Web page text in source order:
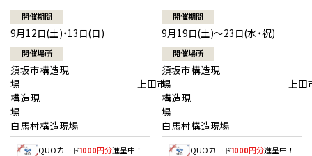
開催期間
9月12日(土)・13日(日)
開催場所
須坂市構造現
場 上田市
構造現
場
白馬村構造現場
QUOカード1000円分進呈中！
開催期間
9月19日(土)～23日(水・祝)
開催場所
須坂市構造現
場 上田
構造現
白馬村構造現場
QUOカード1000円分進呈中！